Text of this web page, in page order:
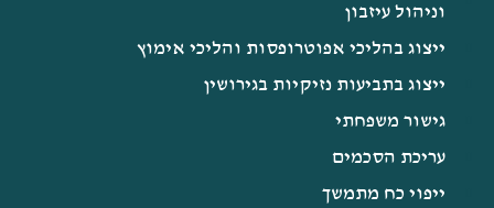
וניהול עיזבון​
ייצוג בהליכי אפוטרופסות והליכי אימוץ
ייצוג בתביעות נזיקיות בגירושין
גישור משפחתי
עריכת הסכמים
ייפוי כח מתמשך